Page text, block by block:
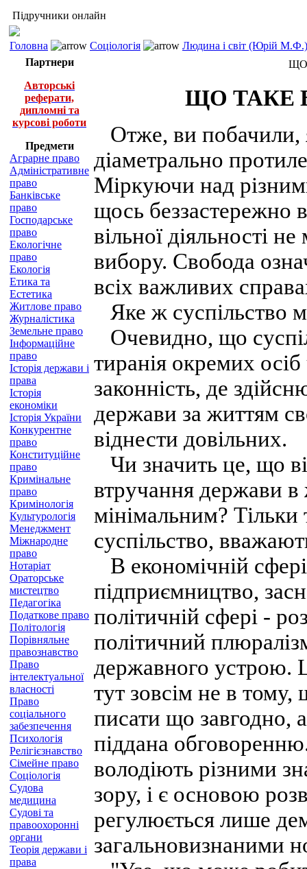
Підручники онлайн
Головна Соціологія
Людина і світ (Юрій М.Ф.)
Партнери
Авторські
реферати,
дипломні та
курсові роботи
Предмети
Аграрне право
Адміністративне
право
Банківське
право
Господарське
право
Екологічне
право
Екологія
Етика та
Естетика
Житлове право
Журналістика
Земельне право
Інформаційне
право
Історія держави і
права
Історія
економіки
Історія України
Конкурентне
право
Конституційне
право
Кримінальне
право
Кримінологія
Культурологія
Менеджмент
Міжнародне
право
Нотаріат
Ораторське
мистецтво
Педагогіка
Податкове право
Політологія
Порівняльне
правознавство
Право
інтелектуальної
власності
Право
соціального
забезпечення
Психологія
Релігієзнавство
Сімейне право
Соціологія
Судова
медицина
Судові та
правоохоронні
органи
Теорія держави і
права
ЩО
ЩО ТАКЕ
Отже, ви побачили,
діаметрально
Міркуючи над
щось беззастережно
вільної діяльності
вибору. Свобода
всіх важливих
Яке ж суспільство
Очевидно, що
тиранія окремих
законність, де
держави за життям
віднести довільних.
Чи значить це, що
втручання держави
мінімальним? Тільки
суспільство,
В економічній
підприємництво,
політичній сфері -
політичний
державного устрою.
тут зовсім не в
писати що завгодно,
піддана
володіють різними
зору, і є основою
регулюється лише
загальновизнаними